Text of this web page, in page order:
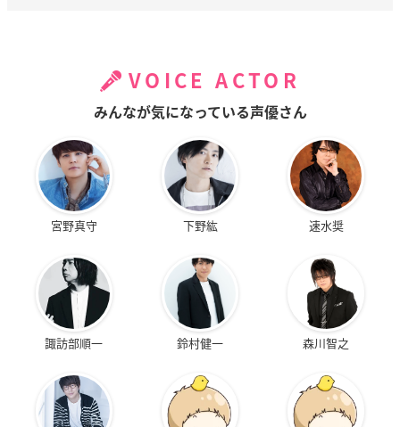
VOICE ACTOR
みんなが気になっている声優さん
宮野真守 下野紘 速水奨
諏訪部順一 鈴村健一 森川智之